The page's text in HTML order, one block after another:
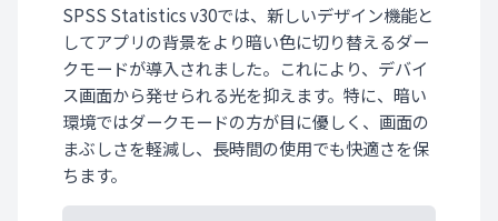
SPSS Statistics v30では、新しいデザイン機能と
してアプリの背景をより暗い色に切り替えるダー
クモードが導入されました。これにより、デバイ
ス画面から発せられる光を抑えます。特に、暗い
環境ではダークモードの方が目に優しく、画面の
まぶしさを軽減し、長時間の使用でも快適さを保
ちます。